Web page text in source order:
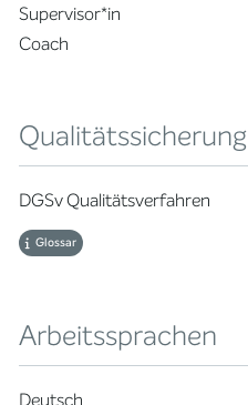
Supervisor*in
Coach
Qualitätssicherung
DGSv Qualitätsverfahren
Glossar
Arbeitssprachen
Deutsch